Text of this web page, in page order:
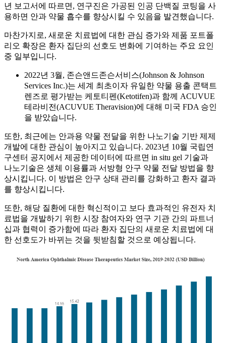
년 보고서에 따르면, 연구진은 가공된 인공 단백질 코팅을 사
용하면 안과 약물 흡수를 향상시킬 수 있음을 발견했습니다.
마찬가지로, 새로운 치료법에 대한 관심 증가와 제품 포트폴
리오 확장은 환자 집단의 선호도 변화에 기여하는 주요 요인
중 일부입니다.
2022년 3월, 존슨앤드존슨서비스(Johnson & Johnson
Services Inc.)는 세계 최초이자 유일한 약물 용출 콘택트
렌즈로 평가받는 케토티펜(Ketotifen)과 함께 ACUVUE
테라비전(ACUVUE Theravision)에 대해 미국 FDA 승인
을 받았습니다.
또한, 최근에는 안과용 약물 전달을 위한 나노기술 기반 제제
개발에 대한 관심이 높아지고 있습니다. 2023년 10월 국립연
구센터 공지에서 제공한 데이터에 따르면 in situ gel 기술과
나노기술은 생체 이용률과 서방형 안구 약물 전달 방법을 향
상시킵니다. 이 방법은 안구 상태 관리를 강화하고 환자 결과
를 향상시킵니다.
또한, 해당 질환에 대한 혁신적이고 보다 효과적인 유전자 치
료법을 개발하기 위한 시장 참여자와 연구 기관 간의 파트너
십과 협력이 증가함에 따라 환자 집단의 새로운 치료법에 대
한 선호도가 바뀌는 것을 뒷받침할 것으로 예상됩니다.